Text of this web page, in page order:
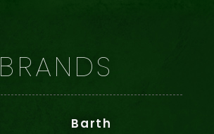
BRANDS
Barth